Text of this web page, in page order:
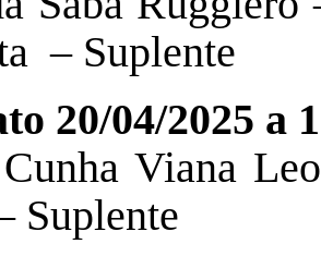
– Suplente
20/04/2025 a
Viana
Suplente